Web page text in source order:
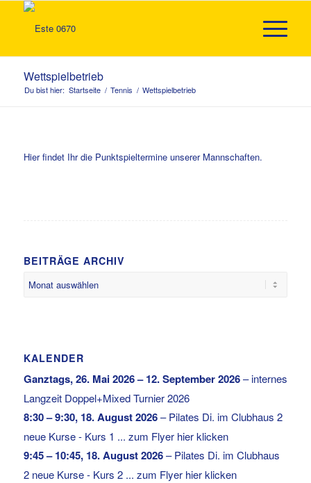
Wettspielbetrieb
Du bist hier: Startseite / Tennis / Wettspielbetrieb
Hier findet Ihr die Punktspieltermine unserer Mannschaften.
BEITRÄGE ARCHIV
KALENDER
Ganztags,26. Mai 2026– 12. September 2026–internes
Langzeit Doppel+Mixed Turnier 2026
8:30– 9:30, 18. August 2026–Pilates Di. im Clubhaus 2
neue Kurse - Kurs 1 ... zum Flyer hier klicken
9:45– 10:45, 18. August 2026–Pilates Di. im Clubhaus
2 neue Kurse - Kurs 2 ... zum Flyer hier klicken